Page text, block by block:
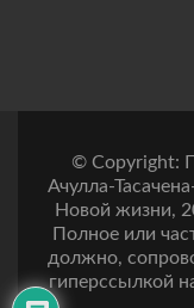
© Copyright:
Ачулла-
Новой жизни,
Полное или
должно,
гиперссылкой